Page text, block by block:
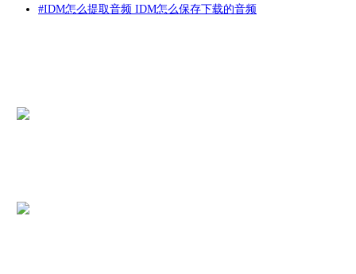
出现在“输入新任务地址”界面的地址栏中。
#IDM怎么提取音频 IDM怎么保存下载的音频